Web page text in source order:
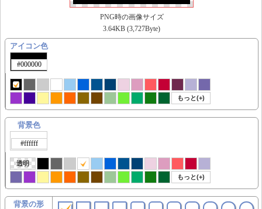
PNG時の画像サイズ
3.64KB (3,727Byte)
アイコン色
もっと(+)
背景色
透明
もっと(+)
背景の形